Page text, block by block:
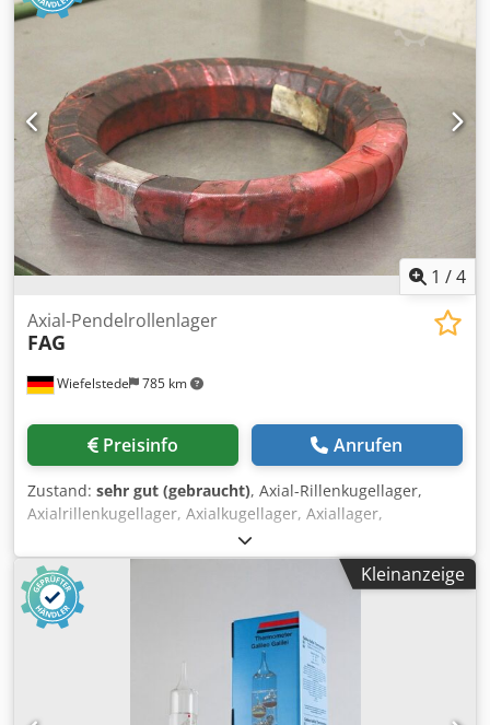
for prices
1 /4
Wiefelstede 785 km
Axial-Pendelrollenlager
FAG
Preisinfo Anrufen
Zustand: sehr gut (gebraucht), Axial-Rillenkugellager,
Axialrillenkugellager, Axialkugellager, Axiallager,
Axialpendelrollenlager -Hersteller: FAG, Axial-
Pendelrollenlager , Ovp -Aussendurchmesser: 380 mm
Dsdpfx Agof S Ncwjfekr -Innen: 280 mm -Breite: 60 mm -
Anzahl: 2 Stück Axial-Pendelrollenlager vorhanden -Preis:
pro Stück -Abmessung ges.: Ø 380 x 65 mm -Gewicht: 18 kg
Kleinanzeige